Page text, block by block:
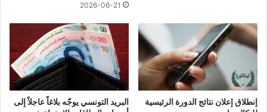
2026-06-21
إنطلاق إعلان نتائج الدورة الرئيسية
البريد التونسي يوجّه بلاغاً عاجلاً إلى